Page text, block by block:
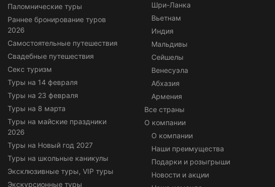
Паломнические туры
Раннее бронирование туров
2026
Самостоятельные путешествия
Свадебные путешествия
Секс туризм
Туры на 14 февраля
Туры на 23 февраля
Туры на 8 марта
Туры на майские праздники
2026
Туры на Новый год 2027
Туры на школьные каникулы
Эксклюзивные туры, VIP туры
Экскурсионные туры
Шри-Ланка
Вьетнам
Индия
Мальдивы
Сейшелы
Венесуэла
Абхазия
Армения
Все страны
О компании
О компании
Наши преимущества
Подарки и розыгрыши
Новости и акции